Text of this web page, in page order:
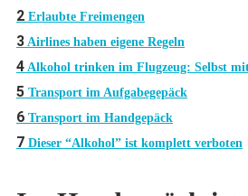
2 Erlaubte Freimengen
3 Airlines haben eigene Regeln
4 Alkohol trinken im Flugzeug: Selbst
5 Transport im Aufgabegepäck
6 Transport im Handgepäck
7 Dieser “Alkohol” ist komplett verboten